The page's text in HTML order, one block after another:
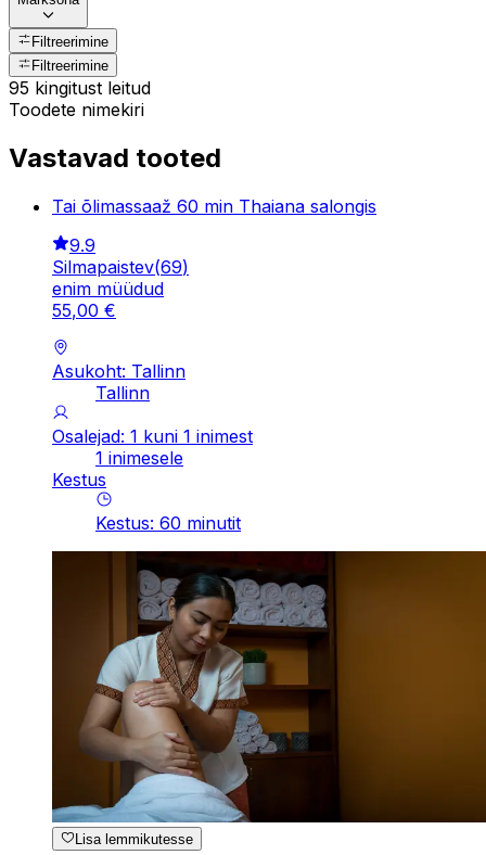
Filtreerimine
Filtreerimine
95 kingitust leitud
Toodete nimekiri
Vastavad tooted
Tai õlimassaaž 60 min Thaiana salongis
9.9
Silmapaistev(69)
enim müüdud
55,00 €
Asukoht: Tallinn
Tallinn
Osalejad: 1 kuni 1 inimest
1 inimesele
Kestus
Kestus: 60 minutit
Lisa lemmikutesse